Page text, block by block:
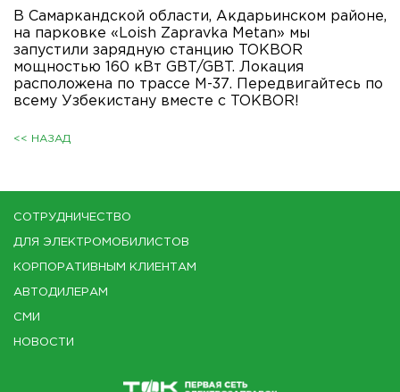
В Самаркандской области, Акдарьинском районе,
на парковке «Loish Zapravka Metan» мы
запустили зарядную станцию TOKBOR
мощностью 160 кВт GBT/GBT. Локация
расположена по трассе М-37. Передвигайтесь по
всему Узбекистану вместе с TOKBOR!
<< НАЗАД
СОТРУДНИЧЕСТВО
ДЛЯ ЭЛЕКТРОМОБИЛИСТОВ
КОРПОРАТИВНЫМ КЛИЕНТАМ
АВТОДИЛЕРАМ
СМИ
НОВОСТИ